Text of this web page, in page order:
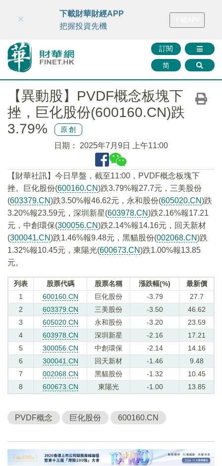
財華智庫網 FINTV FINMETA 財華證券 媒體矩陣
訂閱
简
×
下載財華財經APP
把握投資先機
【異動股】PVDF概念板塊下
挫，巨化股份(600160.CN)跌
3.79%
原創
日期： 2025年7月9日 上午11:00
【財華社訊】今日早盤，截至11:00，PVDF概念板塊下
挫。巨化股份(600160.CN)跌3.79%報27.7元，三美股份
(603379.CN)跌3.50%報46.62元，永和股份(605020.CN)跌
3.20%報23.59元，深圳新星(603978.CN)跌2.16%報17.21
元，中創環保(300056.CN)跌2.14%報14.16元，回天新材
(300041.CN)跌1.46%報9.48元，黑貓股份(002068.CN)跌
1.32%報10.45元，東陽光(600673.CN)跌1.00%報13.85
元。
列表 股票代碼 股票名稱 漲跌幅(%)
最新價
1
600160.CN 巨化股份 -3.79
27.7
2
603379.CN 三美股份 -3.50
46.62
3
605020.CN 永和股份 -3.20
23.59
4
603978.CN 深圳新星 -2.16
17.21
5
300056.CN 中創環保 -2.14
14.16
6
300041.CN 回天新材 -1.46
9.48
7
002068.CN 黑貓股份 -1.32
10.45
8
600673.CN 東陽光 -1.00 13.85
PVDF概念 巨化股份 600160.CN